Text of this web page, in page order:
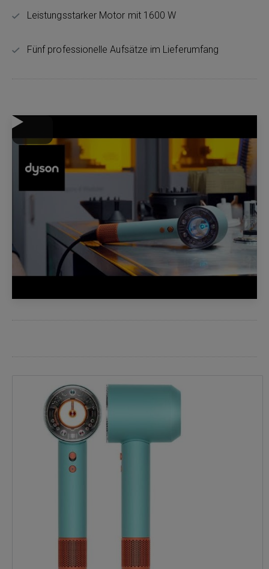
Leistungsstarker Motor mit 1600 W
Fünf professionelle Aufsätze im Lieferumfang